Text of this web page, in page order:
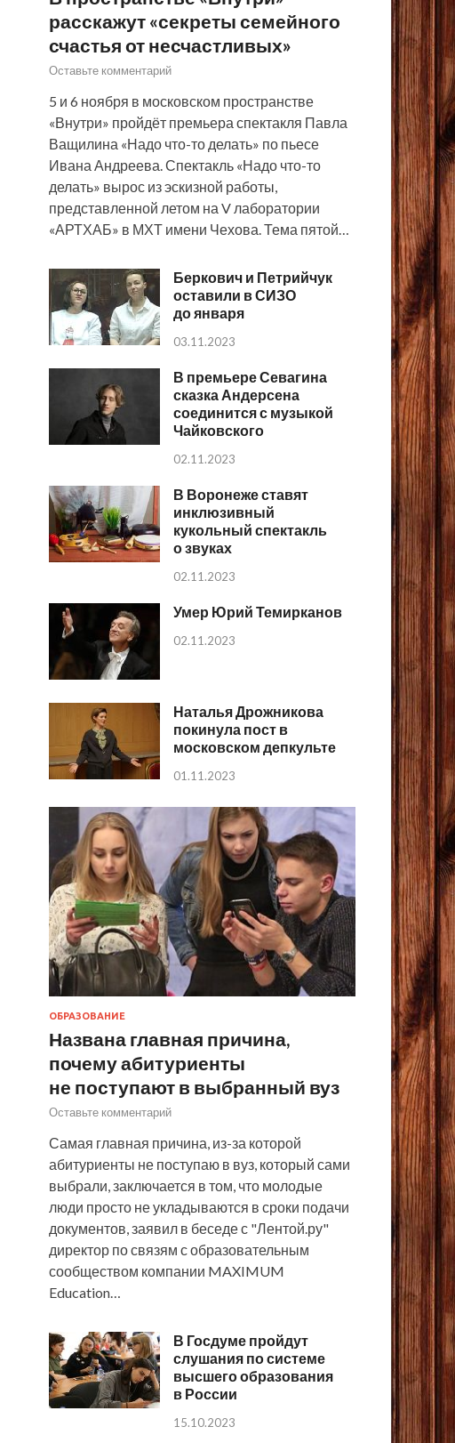
расскажут «секреты семейного
счастья от несчастливых»
Оставьте комментарий
5 и 6 ноября в московском пространстве
«Внутри» пройдёт премьера спектакля Павла
Ващилина «Надо что-то делать» по пьесе
Ивана Андреева. Спектакль «Надо что-то
делать» вырос из эскизной работы,
представленной летом на V лаборатории
«АРТХАБ» в МХТ имени Чехова. Тема пятой…
Беркович и Петрийчук
оставили в СИЗО
до января
03.11.2023
В премьере Севагина
сказка Андерсена
соединится с музыкой
Чайковского
02.11.2023
В Воронеже ставят
инклюзивный
кукольный спектакль
о звуках
02.11.2023
Умер Юрий Темирканов
02.11.2023
Наталья Дрожникова
покинула пост в
московском депкульте
01.11.2023
ОБРАЗОВАНИЕ
Названа главная причина,
почему абитуриенты
не поступают в выбранный вуз
Оставьте комментарий
Самая главная причина, из-за которой
абитуриенты не поступаю в вуз, который сами
выбрали, заключается в том, что молодые
люди просто не укладываются в сроки подачи
документов, заявил в беседе с "Лентой.ру"
директор по связям с образовательным
сообществом компании MAXIMUM
Education…
В Госдуме пройдут
слушания по системе
высшего образования
в России
15.10.2023